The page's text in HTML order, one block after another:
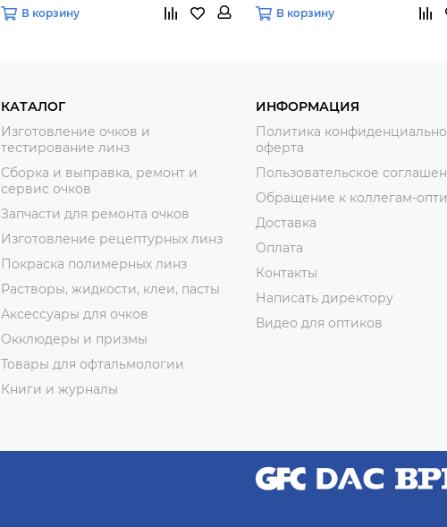
В корзину
В корзину
КАТАЛОГ
Изготовление очков и
тестирование линз
Сборка и выправка, ремонт и
сервис очков
Запчасти для ремонта очков
Изготовление рецептурных линз
Покраска полимерных линз
Растворы, жидкости, клеи, пасты
Аксессуары для очков
Окклюдеры и призмы
Товары для офтальмологии
Книги и журналы
ИНФОРМАЦИЯ
Политика
оферта
Пользовательское
Обращение к коллегам-
Доставка
Оплата
Контакты
Написать директору
Видео для оптиков